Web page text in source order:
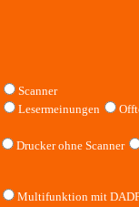
Scanner
Lesermeinungen
Drucker ohne Scanner
Multifunktion mit